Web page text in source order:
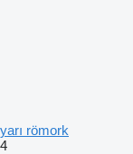
yarı römork
4